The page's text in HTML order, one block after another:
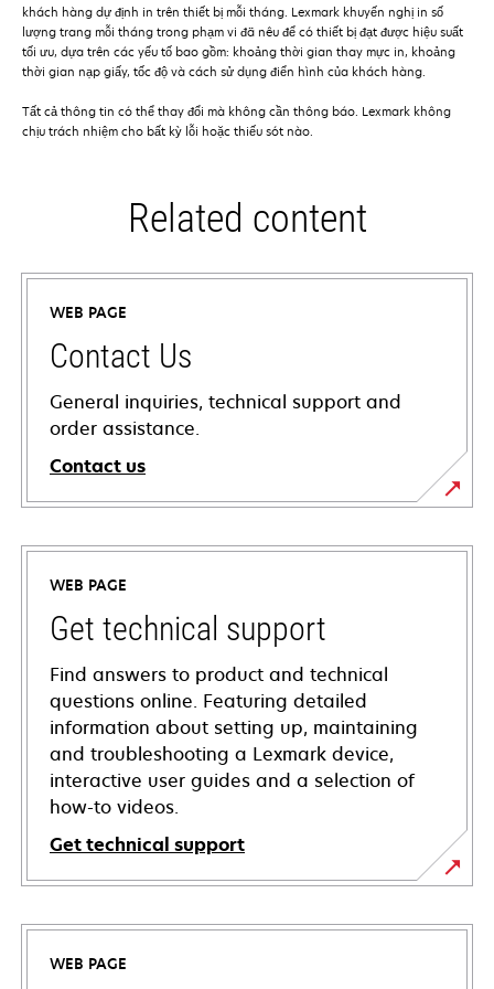
khách hàng dự định in trên thiết bị mỗi tháng. Lexmark khuyến nghị in số
lượng trang mỗi tháng trong phạm vi đã nêu để có thiết bị đạt được hiệu suất
tối ưu, dựa trên các yếu tố bao gồm: khoảng thời gian thay mực in, khoảng
thời gian nạp giấy, tốc độ và cách sử dụng điển hình của khách hàng.
Tất cả thông tin có thể thay đổi mà không cần thông báo. Lexmark không
chịu trách nhiệm cho bất kỳ lỗi hoặc thiếu sót nào.
Related content
WEB PAGE
Contact Us
General inquiries, technical support and
order assistance.
Contact us
WEB PAGE
Get technical support
Find answers to product and technical
questions online. Featuring detailed
information about setting up, maintaining
and troubleshooting a Lexmark device,
interactive user guides and a selection of
how-to videos.
Get technical support
opens
in
newWEB PAGE